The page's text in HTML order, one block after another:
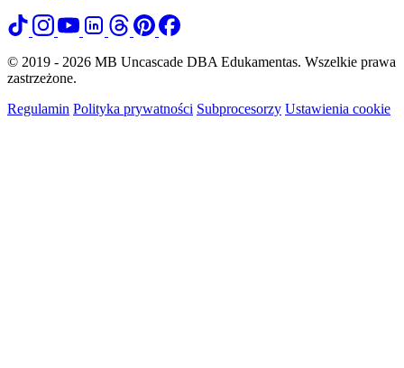
© 2019 - 2026 MB Uncascade DBA Edukamentas. Wszelkie prawa
zastrzeżone.
Regulamin Polityka prywatności Subprocesorzy Ustawienia cookie